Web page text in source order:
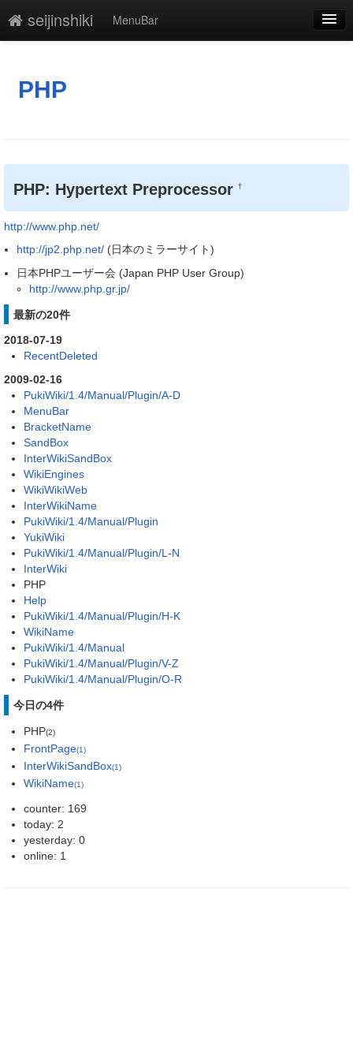
seijinshiki
MenuBar
添付
一覧
PHP
PHP: Hypertext Preprocessor†
http://www.php.net/
http://jp2.php.net/ (日本のミラーサイト)
日本PHPユーザー会 (Japan PHP User Group)
http://www.php.gr.jp/
最新の20件
2018-07-19
RecentDeleted
2009-02-16
PukiWiki/1.4/Manual/Plugin/A-D
MenuBar
BracketName
SandBox
InterWikiSandBox
WikiEngines
WikiWikiWeb
InterWikiName
PukiWiki/1.4/Manual/Plugin
YukiWiki
PukiWiki/1.4/Manual/Plugin/L-N
InterWiki
PHP
Help
PukiWiki/1.4/Manual/Plugin/H-K
WikiName
PukiWiki/1.4/Manual
PukiWiki/1.4/Manual/Plugin/V-Z
PukiWiki/1.4/Manual/Plugin/O-R
今日の4件
PHP(2)
FrontPage(1)
InterWikiSandBox(1)
WikiName(1)
counter: 169
today: 2
yesterday: 0
online: 1